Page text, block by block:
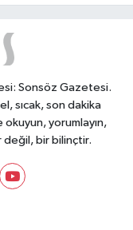
Sonsöz Gazetesi.
sıcak, son dakika
yorumlayın,
değil, bir bilinçtir.